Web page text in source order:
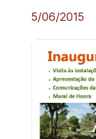
5/06/2015